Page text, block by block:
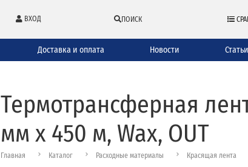
ВХОД ПОИСК
Доставка и оплата Новости Статьи
Термотрансферная
мм х 450 м, Wax, OUT
Главная Каталог Расходные материалы Красящая лента